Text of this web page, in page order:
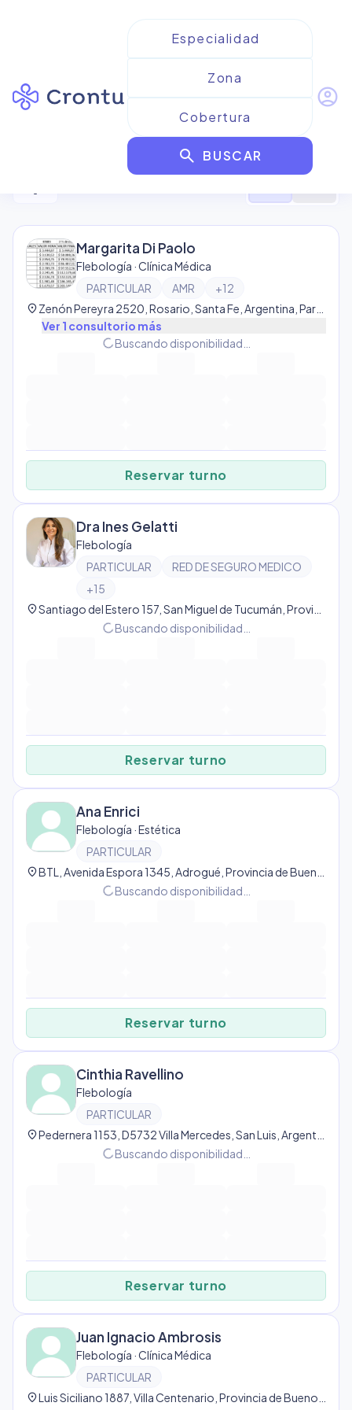
search BUSCAR
account_circle
Resultados paraFlebología
filter_alt
Margarita Di Paolo
Flebología · Clínica Médica
PARTICULAR
AMR +12
location_on
Ver 1 consultorio más
progress_activityBuscando disponibilidad…
Reservar turno
Dra Ines Gelatti
Flebología
PARTICULAR
RED DE SEGURO MEDICO
+15
location_on
progress_activityBuscando disponibilidad…
Reservar turno
Ana Enrici
Flebología · Estética
PARTICULAR
location_on
progress_activityBuscando disponibilidad…
Reservar turno
Cinthia Ravellino
Flebología
PARTICULAR
location_on
progress_activityBuscando disponibilidad…
Reservar turno
Juan Ignacio Ambrosis
Flebología · Clínica Médica
PARTICULAR
location_on